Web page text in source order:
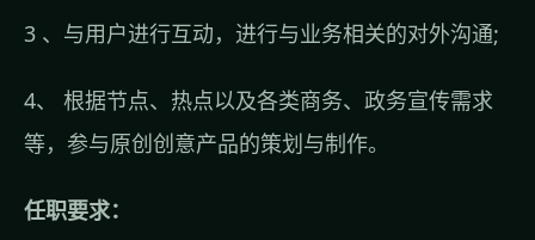
3 、与用户进行互动，进行与业务相关的对外沟通;
4、 根据节点、热点以及各类商务、政务宣传需求
等，参与原创创意产品的策划与制作。
任职要求：